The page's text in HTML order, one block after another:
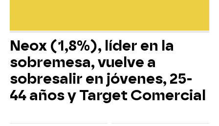
Neox (1,8%), líder en la
sobremesa, vuelve a
sobresalir en jóvenes, 25-
44 años y Target Comercial